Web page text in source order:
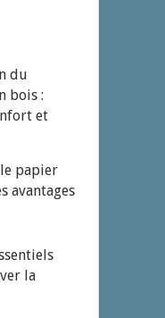
du
bois :
et
papier
avantages
la